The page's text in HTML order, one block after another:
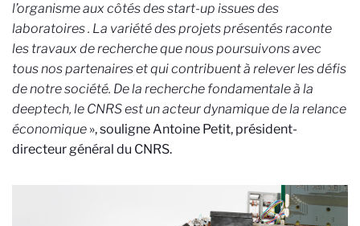
l’organisme aux côtés des start-up issues des
laboratoires. La variété des projets présentés raconte
les travaux de recherche que nous poursuivons avec
tous nos partenaires et qui contribuent à relever les défis
de notre société. De la recherche fondamentale à la
deeptech, le CNRS est un acteur dynamique de la relance
économique », souligne Antoine Petit, président-
directeur général du CNRS.